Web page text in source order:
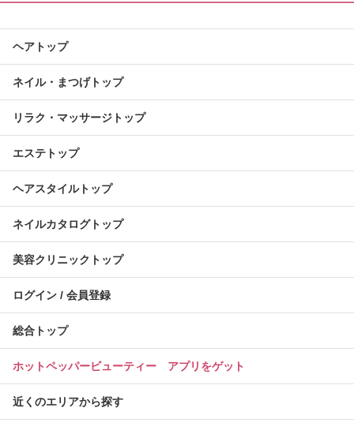
ヘアトップ
ネイル・まつげトップ
リラク・マッサージトップ
エステトップ
ヘアスタイルトップ
ネイルカタログトップ
美容クリニックトップ
ログイン / 会員登録
総合トップ
ホットペッパービューティー アプリをゲット
近くのエリアから探す